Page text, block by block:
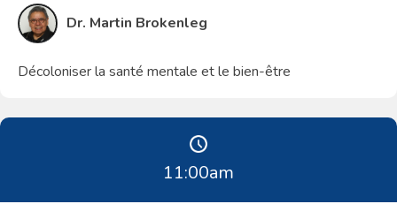
Dr. Martin Brokenleg
Décoloniser la santé mentale et le bien-être
11:00am